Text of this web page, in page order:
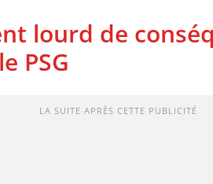
lourd de
PSG
LA SUITE APRÈS CETTE PUBLICITÉ